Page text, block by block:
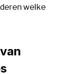
welke